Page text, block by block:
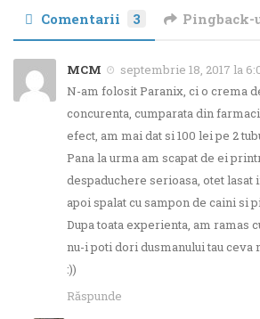
Comentarii 3 Pingback-
MCM
septembrie 18, 2017 la
N-am folosit Paranix, ci o crema
concurenta, cumparata din
efect, am mai dat si 100 lei pe 2
Pana la urma am scapat de ei
despaduchere serioasa, otet lasat
apoi spalat cu sampon de caini si
Dupa toata experienta, am ramas
nu-i poti dori dusmanului tau ceva
:))
Răspunde